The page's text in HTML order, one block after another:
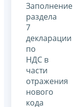
Заполнение
раздела
7
декларации
по
НДС в
части
отражения
нового
кода